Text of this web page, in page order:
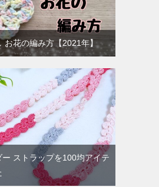
お花の編み方【2021年】
ストラップを100均アイテ